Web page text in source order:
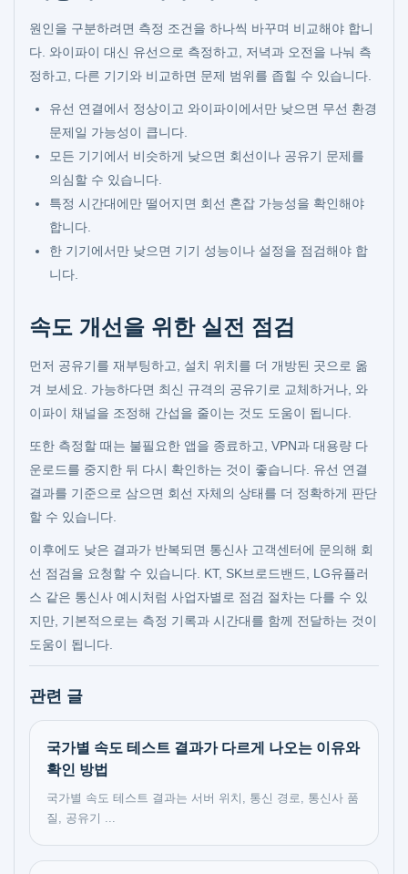
원인을 구분하려면 측정 조건을 하나씩 바꾸며 비교해야 합니
다. 와이파이 대신 유선으로 측정하고, 저녁과 오전을 나눠 측
정하고, 다른 기기와 비교하면 문제 범위를 좁힐 수 있습니다.
유선 연결에서 정상이고 와이파이에서만 낮으면 무선 환경
문제일 가능성이 큽니다.
모든 기기에서 비슷하게 낮으면 회선이나 공유기 문제를
의심할 수 있습니다.
특정 시간대에만 떨어지면 회선 혼잡 가능성을 확인해야
합니다.
한 기기에서만 낮으면 기기 성능이나 설정을 점검해야 합
니다.
속도 개선을 위한 실전 점검
먼저 공유기를 재부팅하고, 설치 위치를 더 개방된 곳으로 옮
겨 보세요. 가능하다면 최신 규격의 공유기로 교체하거나, 와
이파이 채널을 조정해 간섭을 줄이는 것도 도움이 됩니다.
또한 측정할 때는 불필요한 앱을 종료하고, VPN과 대용량 다
운로드를 중지한 뒤 다시 확인하는 것이 좋습니다. 유선 연결
결과를 기준으로 삼으면 회선 자체의 상태를 더 정확하게 판단
할 수 있습니다.
이후에도 낮은 결과가 반복되면 통신사 고객센터에 문의해 회
선 점검을 요청할 수 있습니다. KT, SK브로드밴드, LG유플러
스 같은 통신사 예시처럼 사업자별로 점검 절차는 다를 수 있
지만, 기본적으로는 측정 기록과 시간대를 함께 전달하는 것이
도움이 됩니다.
관련 글
국가별 속도 테스트 결과가 다르게 나오는 이유와
확인 방법
국가별 속도 테스트 결과는 서버 위치, 통신 경로, 통신사 품
질, 공유기 ...